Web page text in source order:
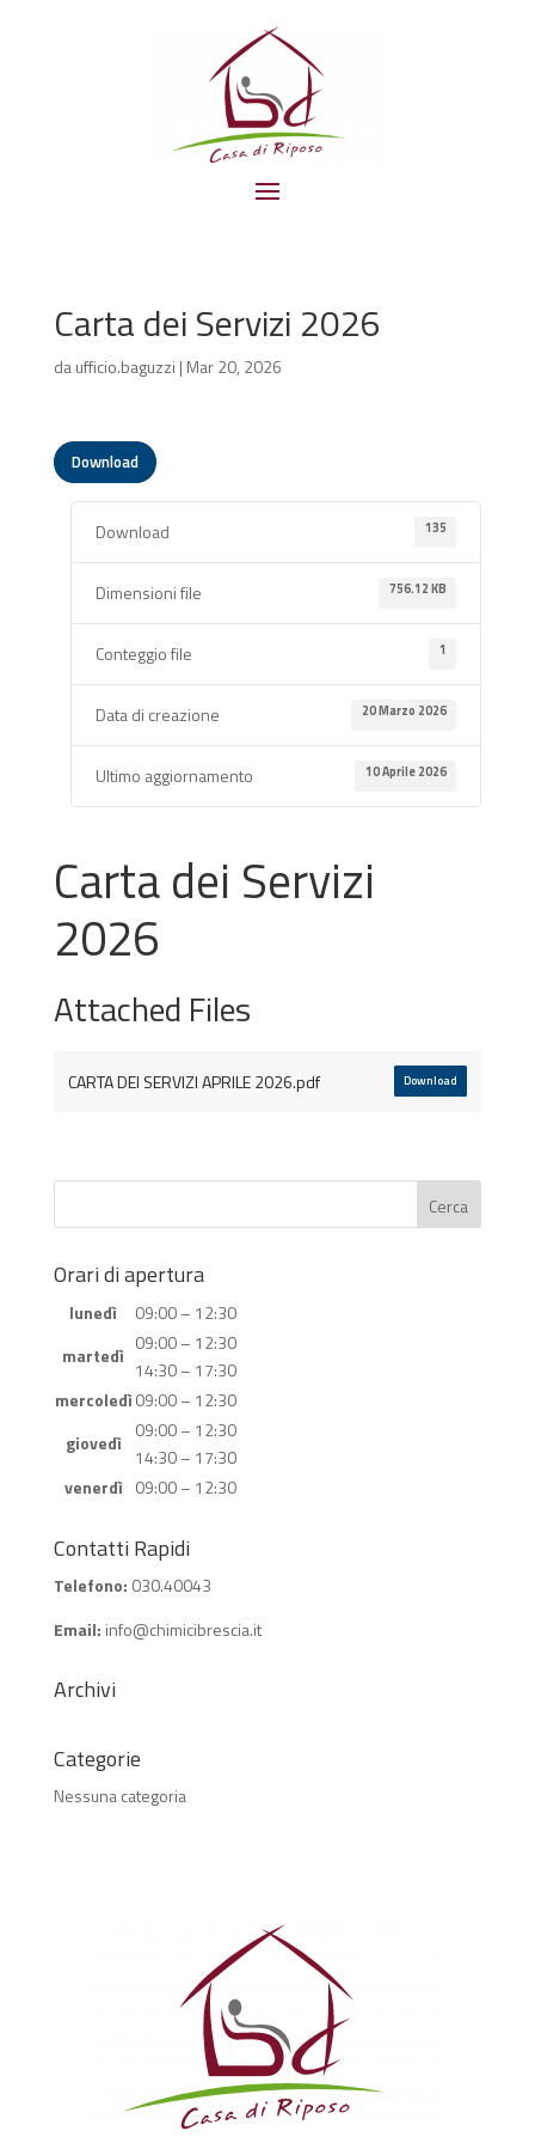
Carta dei Servizi 2026
daufficio.baguzzi | Mar 20, 2026
Download
Download 135
Dimensioni file 756.12 KB
Conteggio file 1
Data di creazione 20 Marzo 2026
Ultimo aggiornamento 10 Aprile 2026
Carta dei Servizi
2026
Attached Files
CARTA DEI SERVIZI APRILE 2026.pdf Download
Orari di apertura
lunedì
09:00 – 12:30
martedì
09:00 – 12:30
14:30 – 17:30
mercoledì09:00 – 12:30
giovedì
09:00 – 12:30
14:30 – 17:30
venerdì 09:00 – 12:30
Contatti Rapidi
Telefono: 030.40043
Email: info@chimicibrescia.it
Archivi
Categorie
Nessuna categoria